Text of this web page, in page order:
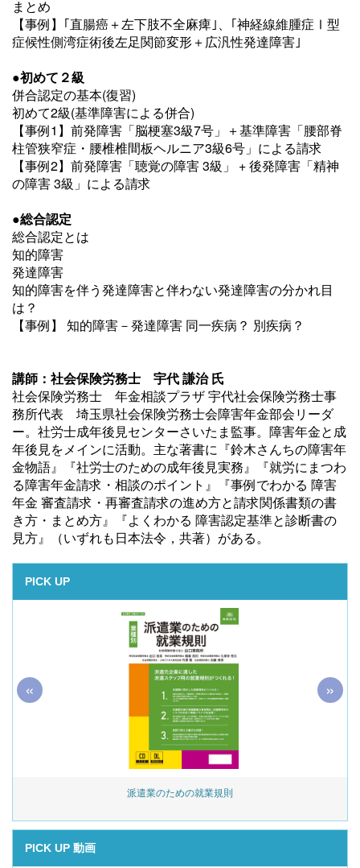
まとめ
【事例】｢直腸癌＋左下肢不全麻痺｣、｢神経線維腫症Ⅰ型
症候性側湾症術後左足関節変形＋広汎性発達障害｣
●初めて２級
併合認定の基本(復習)
初めて2級(基準障害による併合)
【事例1】前発障害「脳梗塞3級7号」＋基準障害「腰部脊
柱管狭窄症・腰椎椎間板ヘルニア3級6号」による請求
【事例2】前発障害「聴覚の障害 3級」 + 後発障害「精神
の障害 3級」による請求
●総合認定
総合認定とは
知的障害
発達障害
知的障害を伴う発達障害と伴わない発達障害の分かれ目
は？
【事例】 知的障害－発達障害 同一疾病？ 別疾病？
講師：社会保険労務士 宇代 謙治 氏
社会保険労務士 年金相談プラザ 宇代社会保険労務士事
務所代表 埼玉県社会保険労務士会障害年金部会リーダ
ー。社労士成年後見センターさいたま監事。障害年金と成
年後見をメインに活動。主な著書に『鈴木さんちの障害年
金物語』『社労士のための成年後見実務』『就労にまつわ
る障害年金請求・相談のポイント』『事例でわかる 障害
年金 審査請求・再審査請求の進め方と請求関係書類の書
き方・まとめ方』『よくわかる 障害認定基準と診断書の
見方』（いずれも日本法令，共著）がある。
PICK UP
派遣業のための就業規則
« »
PICK UP 動画